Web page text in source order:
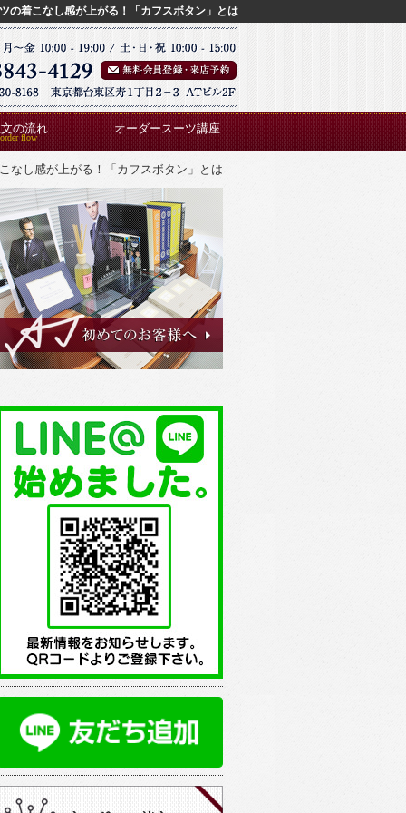
の着こなし感が上がる！「カフスボタン」とは
の流れ オーダースーツ講座
なし感が上がる！「カフスボタン」とは